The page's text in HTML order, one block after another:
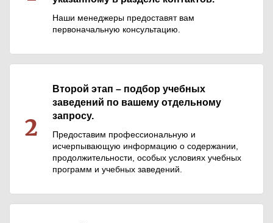
Наши менеджеры предоставят вам
первоначальную консультацию.
2
Второй этап – подбор учебных
заведений по вашему отдельному
запросу.
Предоставим профессиональную и
исчерпывающую информацию о содержании,
продолжительности, особых условиях учебных
программ и учебных заведений.